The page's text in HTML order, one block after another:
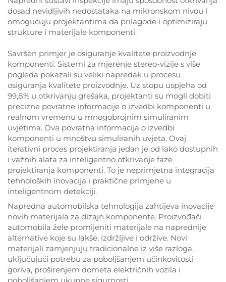
dosad nevidljivih nedostataka na mikronskom nivou i
omogućuju projektantima da prilagode i optimiziraju
strukture i materijale komponenti.
Savršen primjer je osiguranje kvalitete proizvodnje
komponenti. Sistemi za mjerenje stereo-vizije s više
pogleda pokazali su veliki napredak u procesu
osiguranja kvalitete proizvodnje. Uz stopu uspjeha od
99,8% u otkrivanju grešaka, projektanti su mogli dobiti
precizne povratne informacije o izvedbi komponenti u
realnom vremenu u mnogobrojnim simuliranim
uvjetima. Ova povratna informacija o izvedbi
komponenti u mnoštvu simuliranih uvjeta. Ovaj
iterativni proces projektiranja jedan je od lako dostupnih
i važnih alata za inteligentno otkrivanje faze
projektiranja komponenti. To je neprimjetna integracija
tehnoloških inovacija i praktične primjene u
inteligentnom detekciji.
Napredna automobilska tehnologija zahtijeva inovacije
novih materijala za dizajn komponente. Proizvođači
automobila žele promijeniti materijale na naprednije
alternative koje su lakše, izdržljive i održive. Novi
materijali zamjenjuju tradicionalne iz više razloga,
uključujući potrebu za poboljšanjem učinkovitosti
goriva, proširenjem dometa električnih vozila i